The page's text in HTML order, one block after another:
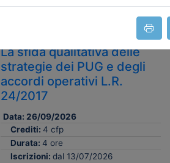
Abitare e spazio pubblico.
La sfida qualitativa delle
strategie dei PUG e degli
accordi operativi L.R.
24/2017
Data: 26/09/2026
Crediti: 4 cfp
Durata: 4 ore
Iscrizioni: dal 13/07/2026